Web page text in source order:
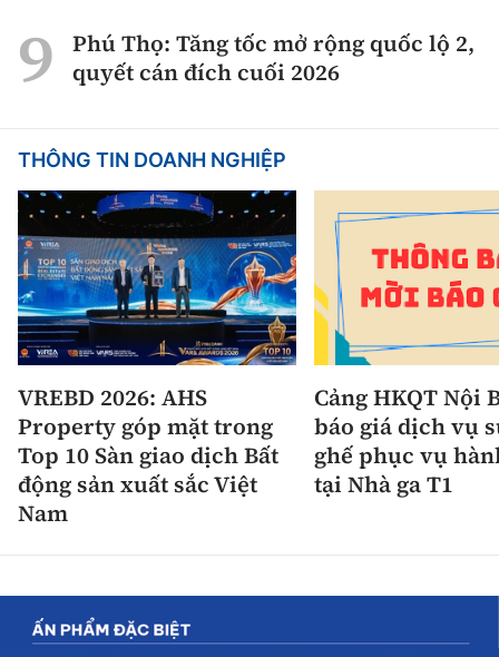
Phú Thọ: Tăng tốc mở rộng quốc lộ 2,
quyết cán đích cuối 2026
THÔNG TIN DOANH NGHIỆP
VREBD 2026: AHS
Property góp mặt trong
Top 10 Sàn giao dịch Bất
động sản xuất sắc Việt
Nam
Cảng HKQT Nội
báo giá dịch vụ
ghế phục vụ
tại Nhà ga T1